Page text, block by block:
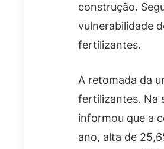
construção.
vulnerabilidade
fertilizantes.
A retomada da
fertilizantes. Na
informou que a
ano, alta de